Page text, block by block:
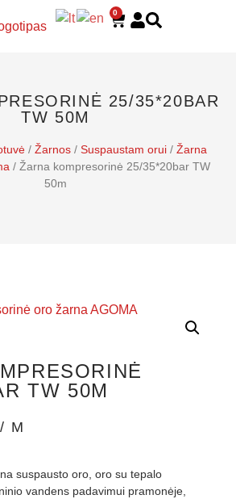
0
25/35*20BAR
TW 50M
/ Žarnos / Suspaustam orui / Žarna
/ Žarna kompresorinė 25/35*20bar TW
50m
TW 50M
/ M
suspausto oro, oro su tepalo
vandens padavimui pramonėje,